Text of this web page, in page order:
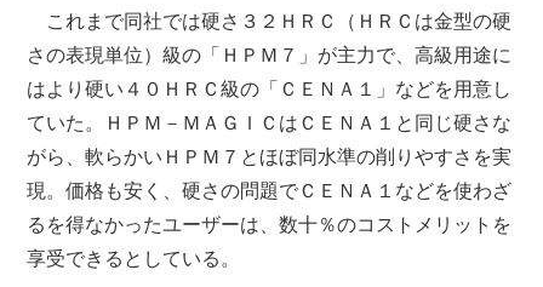
これまで同社では硬さ３２ＨＲＣ（ＨＲＣは金型の硬
さの表現単位）級の「ＨＰＭ７」が主力で、高級用途に
はより硬い４０ＨＲＣ級の「ＣＥＮＡ１」などを用意し
ていた。ＨＰＭ－ＭＡＧＩＣはＣＥＮＡ１と同じ硬さな
がら、軟らかいＨＰＭ７とほぼ同水準の削りやすさを実
現。価格も安く、硬さの問題でＣＥＮＡ１などを使わざ
るを得なかったユーザーは、数十％のコストメリットを
享受できるとしている。